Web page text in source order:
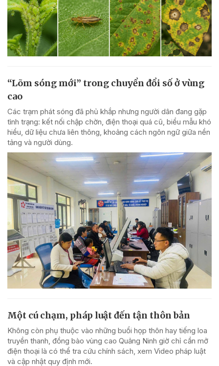
“Lõm sóng mới” trong chuyển đổi số ở vùng
cao
Các trạm phát sóng đã phủ khắp nhưng người dân đang gặp
tình trạng: kết nối chập chờn, điện thoại quá cũ, biểu mẫu khó
hiểu, dữ liệu chưa liên thông, khoảng cách ngôn ngữ giữa nền
tảng và người dùng.
Một cú chạm, pháp luật đến tận thôn bản
Không còn phụ thuộc vào những buổi họp thôn hay tiếng loa
truyền thanh, đồng bào vùng cao Quảng Ninh giờ chỉ cần mở
điện thoại là có thể tra cứu chính sách, xem Video pháp luật
và cập nhật quy định mới.